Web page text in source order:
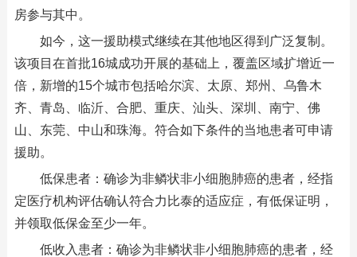
房参与其中。
如今，这一援助模式继续在其他地区得到广泛复制。
该项目在首批16城成功开展的基础上，覆盖区域扩增近一
倍，新增的15个城市包括哈尔滨、太原、郑州、乌鲁木
齐、青岛、临沂、合肥、重庆、汕头、深圳、南宁、佛
山、东莞、中山和珠海。符合如下条件的当地患者可申请
援助。
低保患者：确诊为非鳞状非小细胞肺癌的患者，经指
定医疗机构评估确认符合力比泰的适应症，有低保证明，
并领取低保金至少一年。
低收入患者：确诊为非鳞状非小细胞肺癌的患者，经